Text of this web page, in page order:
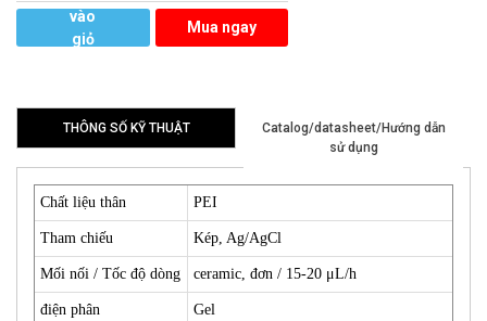
vào
giỏ
Mua ngay
THÔNG SỐ KỸ THUẬT
Catalog/datasheet/Hướng dẫn
sử dụng
Chất liệu thân PEI
Tham chiếu Kép, Ag/AgCl
Mối nối / Tốc độ dòng ceramic, đơn / 15-20 μL/h
điện phân Gel